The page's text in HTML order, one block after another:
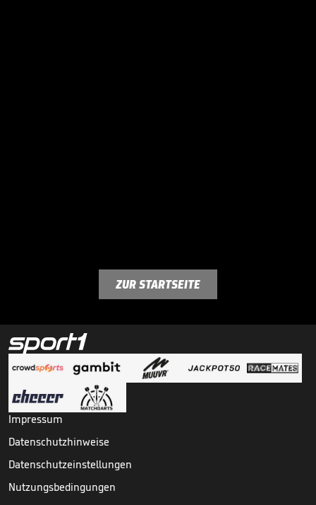
ZUR STARTSEITE
Impressum
Datenschutzhinweise
Datenschutzeinstellungen
Nutzungsbedingungen